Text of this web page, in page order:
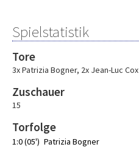
Spielstatistik
Tore
3x Patrizia Bogner, 2x Jean-Luc Cox
Zuschauer
15
Torfolge
1:0 (05') Patrizia Bogner